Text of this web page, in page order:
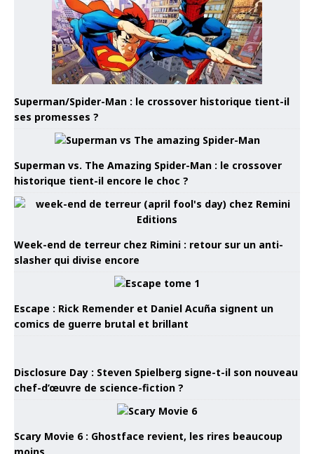
Superman/Spider-Man : le crossover historique tient-il
ses promesses ?
Superman vs. The Amazing Spider-Man : le crossover
historique tient-il encore le choc ?
Week-end de terreur chez Rimini : retour sur un anti-
slasher qui divise encore
Escape : Rick Remender et Daniel Acuña signent un
comics de guerre brutal et brillant
Disclosure Day : Steven Spielberg signe-t-il son nouveau
chef-d’œuvre de science-fiction ?
Scary Movie 6 : Ghostface revient, les rires beaucoup